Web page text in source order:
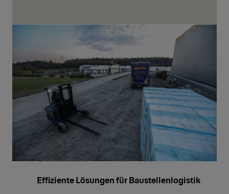
Effiziente Lösungen für Baustellenlogistik